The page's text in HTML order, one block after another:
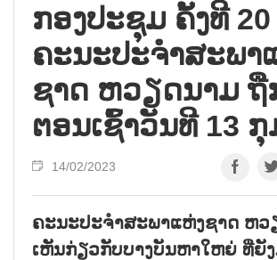
ກອງ​ປະ​ຊຸມ​ ຄັ້ງ​ທີ
ຄະ​ນະ​ປະ​ຈຳ​ສະ​ພາ
ຊາດ ຫວຽດ​ນາມ ຖື
ຕອນເຊົ້​າ​ວັນ​ທີ 13
14/02/2023
ຄະນະປະຈຳສະພາແຫ່ງຊາດ ຫວ
ເຫັນກ່ຽວກັບບາງບັນຫາໃຫຍ່ ທີ່ຍັ